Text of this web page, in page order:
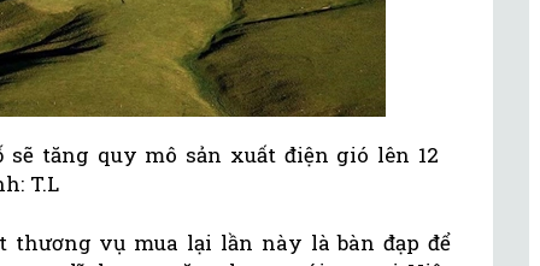
tăng quy mô sản xuất điện gió lên 12
T.L
thương vụ mua lại lần này là bàn đạp để